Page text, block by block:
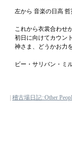
左から 音楽の日高
これから衣裳合わせ
初日に向けてカウン
神さま、どうかお力
ビー・サリバン・ミ
稽古場日記::Other